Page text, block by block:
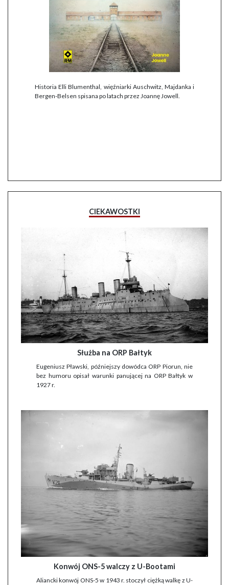
Historia Elli Blumenthal, więźniarki Auschwitz, Majdanka i
Bergen-Belsen spisana po latach przez Joannę Jowell.
CIEKAWOSTKI
Służba na ORP Bałtyk
Eugeniusz Pławski, późniejszy dowódca ORP Piorun, nie
bez humoru opisał warunki panującej na ORP Bałtyk w
1927 r.
Konwój ONS-5 walczy z U-Bootami
Aliancki konwój ONS-5 w 1943 r. stoczył ciężką walkę z U-